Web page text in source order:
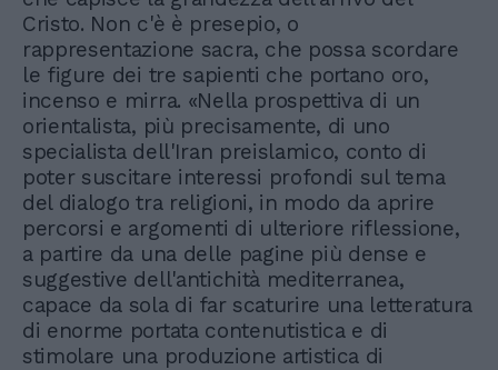
Cristo. Non c'è è presepio, o
rappresentazione sacra, che possa scordare
le figure dei tre sapienti che portano oro,
incenso e mirra. «Nella prospettiva di un
orientalista, più precisamente, di uno
specialista dell'Iran preislamico, conto di
poter suscitare interessi profondi sul tema
del dialogo tra religioni, in modo da aprire
percorsi e argomenti di ulteriore riflessione,
a partire da una delle pagine più dense e
suggestive dell'antichità mediterranea,
capace da sola di far scaturire una letteratura
di enorme portata contenutistica e di
stimolare una produzione artistica di